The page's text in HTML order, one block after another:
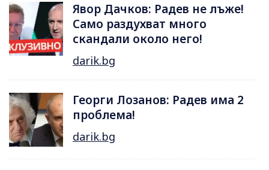
Явор Дачков: Радев не лъже!
Само раздухват много
скандали около него!
darik.bg
Георги Лозанов: Радев има 2
проблема!
darik.bg